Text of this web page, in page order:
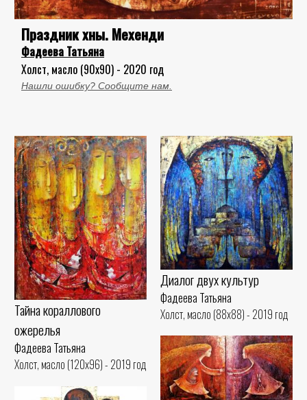
Праздник хны. Мехенди
Фадеева Татьяна
Холст, масло (90x90) - 2020 год
Нашли ошибку? Сообщите нам.
Тайна кораллового
ожерелья
Фадеева Татьяна
Холст, масло (120x96) - 2019 год
Диалог двух культур
Фадеева Татьяна
Холст, масло (88x88) - 2019 год